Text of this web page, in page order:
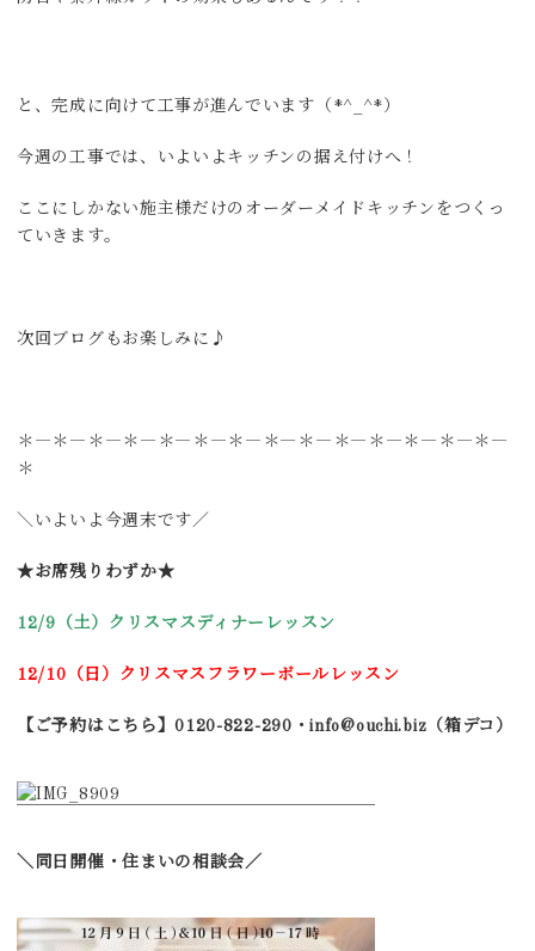
と、完成に向けて工事が進んでいます（*^_^*）
今週の工事では、いよいよキッチンの据え付けへ！
ここにしかない施主様だけのオーダーメイドキッチンをつくっ
ていきます。
次回ブログもお楽しみに♪
＊―＊―＊―＊―＊―＊―＊―＊―＊―＊―＊―＊―＊―＊―
＊
＼いよいよ今週末です／
★お席残りわずか★
12/9（土）クリスマスディナーレッスン
12/10（日）クリスマスフラワーボールレッスン
【ご予約はこちら】0120-822-290・info@ouchi.biz（箱デコ）
＼同日開催・住まいの相談会／